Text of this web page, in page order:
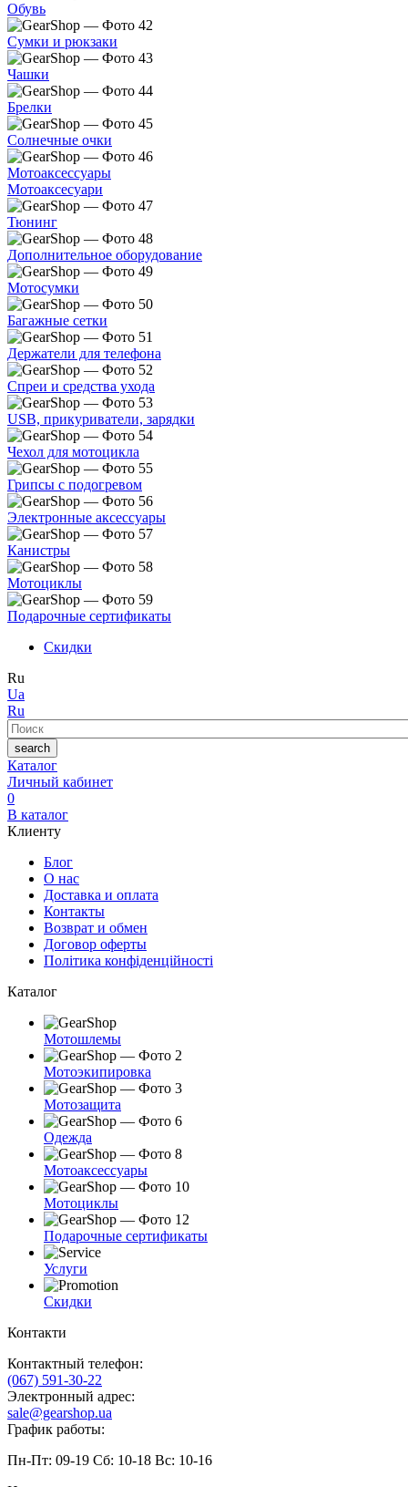
Обувь
Сумки и рюкзаки
Чашки
Брелки
Солнечные очки
Мотоаксессуары
Мотоаксесуари
Тюнинг
Дополнительное оборудование
Мотосумки
Багажные сетки
Держатели для телефона
Спреи и средства ухода
USB, прикуриватели, зарядки
Чехол для мотоцикла
Грипсы с подогревом
Электронные аксессуары
Канистры
Мотоциклы
Подарочные сертификаты
Скидки
Ru
Ua
Ru
Поиск
search
Каталог
Личный кабинет
0
В каталог
Клиенту
Блог
О нас
Доставка и оплата
Контакты
Возврат и обмен
Договор оферты
Політика конфіденційності
Каталог
Мотошлемы
Мотоэкипировка
Мотозащита
Одежда
Мотоаксессуары
Мотоциклы
Подарочные сертификаты
Услуги
Скидки
Контакти
Контактный телефон:
(067) 591-30-22
Электронный адрес:
sale@gearshop.ua
График работы:
Пн-Пт: 09-19 Сб: 10-18 Вс: 10-16